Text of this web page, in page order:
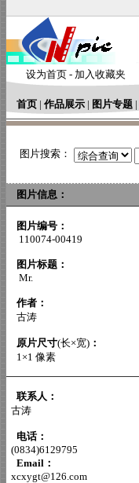
设为首页 - 加入收藏夹
首页 | 作品展示 | 图片专题 |
图片搜索：
图片信息：
图片编号：
110074-00419
图片标题：
Mr.
作者：
古涛
原片尺寸(长×宽) ：
1×1 像素
联系人：
古涛
电话：
(0834)6129795
Email：
xcxygt@126.com